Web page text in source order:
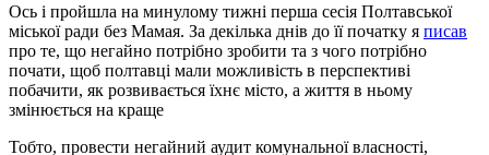
Ось і пройшла на минулому тижні перша сесія Полтавської
міської ради без Мамая. За декілька днів до її початку я писав
про те, що негайно потрібно зробити та з чого потрібно
почати, щоб полтавці мали можливість в перспективі
побачити, як розвивається їхнє місто, а життя в ньому
змінюється на краще
Тобто, провести негайний аудит комунальної власності,